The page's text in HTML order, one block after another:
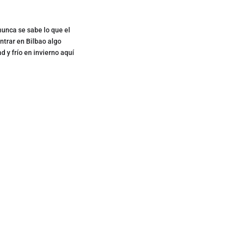
se sabe lo que el
en Bilbao algo
y frío en invierno aquí